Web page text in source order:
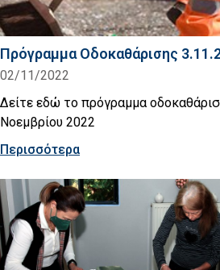
Πρόγραμμα Οδοκαθάρισης
02/11/2022
Δείτε εδώ το πρόγραμμα
Νοεμβρίου 2022
Περισσότερα